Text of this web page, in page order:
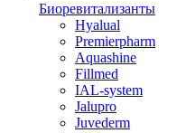
Биоревитализанты
Hyalual
Premierpharm
Aquashine
Fillmed
IAL-system
Jalupro
Juvederm